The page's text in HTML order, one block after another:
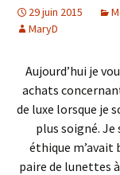
29 juin 2015
MaryD
Aujourd’hui je
achats
de luxe lorsque je
plus soigné. Je
éthique m’avait
paire de lunettes